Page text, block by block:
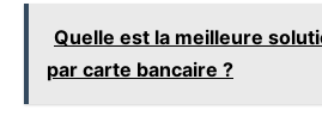
Quelle est la meilleure
par carte bancaire ?